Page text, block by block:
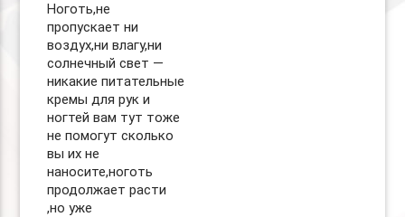
Ноготь,не
пропускает ни
воздух,ни влагу,ни
солнечный свет —
никакие питательные
кремы для рук и
ногтей вам тут тоже
не помогут сколько
вы их не
наносите,ноготь
продолжает расти
,но уже